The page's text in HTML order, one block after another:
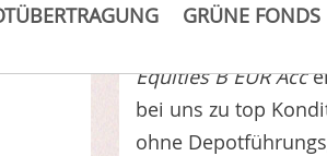
GRÜNE FONDS
Equities B EUR Acc
bei uns zu top
ohne